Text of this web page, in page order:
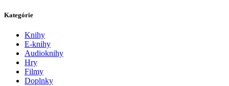
Kategórie
Knihy
E-knihy
Audioknihy
Hry
Filmy
Doplnky